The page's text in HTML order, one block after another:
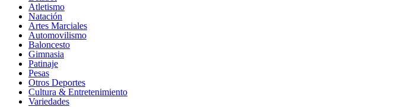
Atletismo
Natación
Artes Marciales
Automovilismo
Baloncesto
Gimnasia
Patinaje
Pesas
Otros Deportes
Cultura & Entretenimiento
Variedades